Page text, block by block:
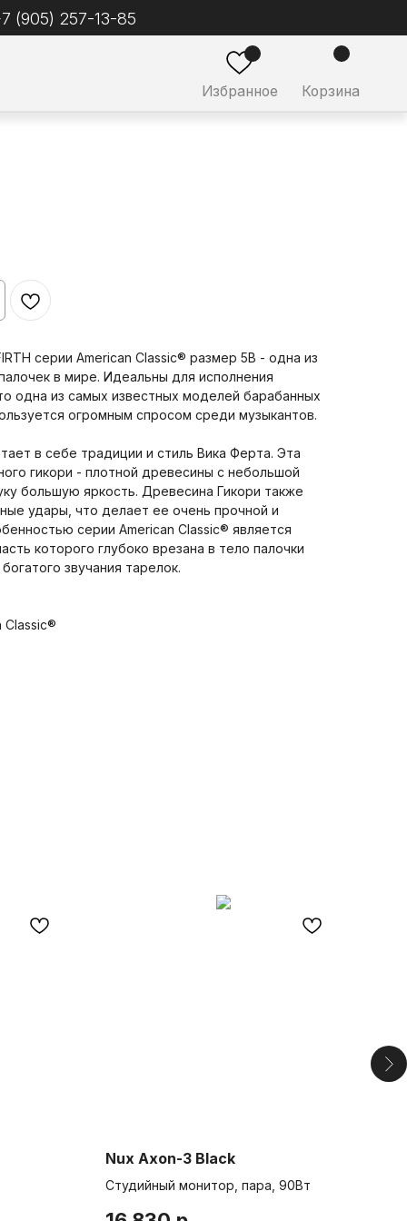
серии American Classic® размер 5B - одна из
в мире. Идеальны для исполнения
одна из самых известных моделей барабанных
огромным спросом среди музыкантов.
в себе традиции и стиль Вика Ферта. Эта
гикори - плотной древесины с небольшой
большую яркость. Древесина Гикори также
удары, что делает ее очень прочной и
серии American Classic® является
которого глубоко врезана в тело палочки
звучания тарелок.
Classic®
Nux Axon-3 Black
Студийный монитор, пара, 90Вт